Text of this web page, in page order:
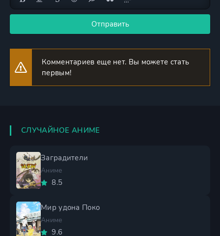
Отправить
Комментариев еще нет. Вы можете стать
первым!
СЛУЧАЙНОЕ АНИМЕ
Заградители
Аниме
8.5
Мир удона Поко
Аниме
9.6